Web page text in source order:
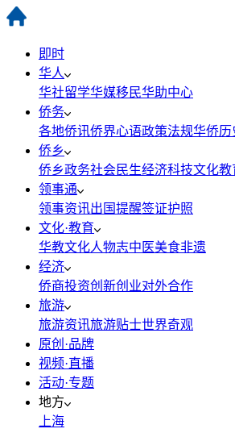
即时
华人
华社留学华媒移民华助中心
侨务
各地侨讯侨界心语政策法规华侨历
侨乡
侨乡政务社会民生经济科技文化教
领事通
领事资讯出国提醒签证护照
文化·教育
华教文化人物志中医美食非遗
经济
侨商投资创新创业对外合作
旅游
旅游资讯旅游贴士世界奇观
原创·品牌
视频·直播
活动·专题
地方
上海